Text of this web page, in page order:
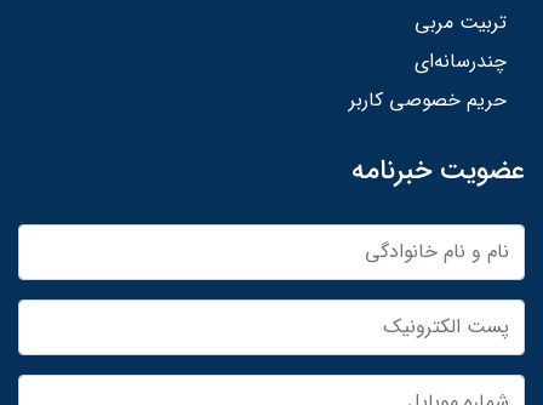
تربیت مربی
چندرسانه‌ای
حریم خصوصی کاربر
عضویت خبرنامه